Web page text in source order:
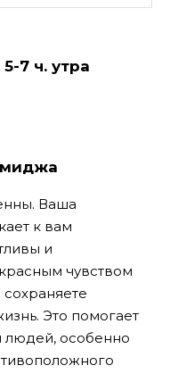
7 ч. утра
Ваша
к вам
и
чувством
Это помогает
людей, особенно